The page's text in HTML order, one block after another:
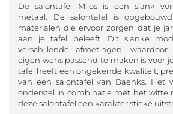
De salontafel Milos is een slank
metaal. De salontafel is
materialen die ervoor zorgen dat je
aan je tafel beleeft. Dit slanke
verschillende afmetingen,
eigen wens passend te maken is voor
tafel heeft een ongekende kwaliteit,
van een salontafel van Baenks. Het
onderstel in combinatie met het witte
deze salontafel een karakteristieke